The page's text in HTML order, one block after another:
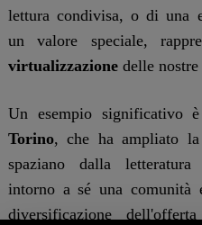
lettura condivisa, o di una
un valore speciale,
virtualizzazionedelle
Un esempio significativo
Torino, che ha ampliato
spaziano dalla
intorno a sé una comunità
diversificazione